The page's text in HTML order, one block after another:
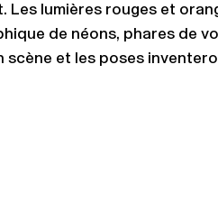
Les lumières rouges et
de néons, phares de
scène et les poses